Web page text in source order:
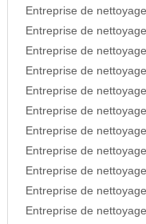
Entreprise de
Entreprise de
Entreprise de
Entreprise de
Entreprise de
Entreprise de
Entreprise de
Entreprise de
Entreprise de
Entreprise de
Entreprise de